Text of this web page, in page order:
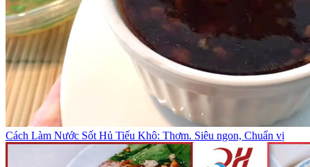
Cách Làm Nước Sốt Hủ Tiếu Khô: Thơm. Siêu ngon, Chuẩn vị